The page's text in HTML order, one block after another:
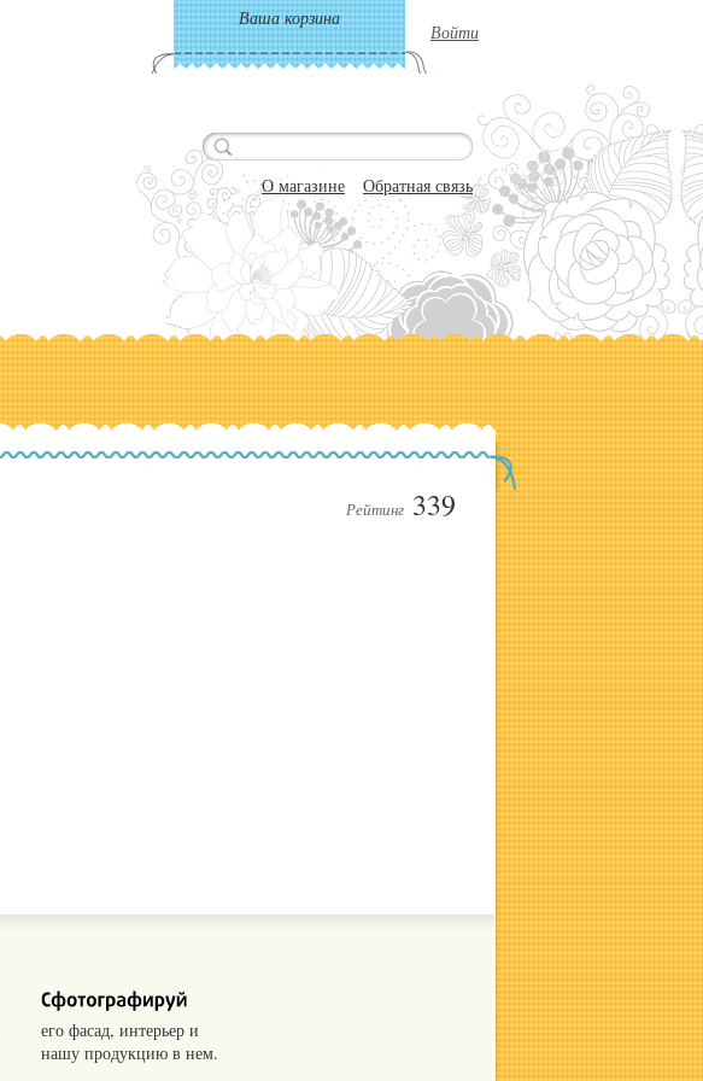
Ваша корзина
Войти
О магазине Обратная связь
Рейтинг 339
его фасад, интерьер и
нашу продукцию в нем.